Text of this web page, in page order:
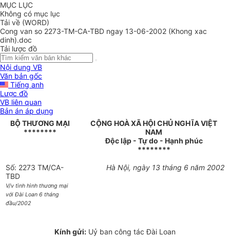
MỤC LỤC
Không có mục lục
Tải về (WORD)
Cong van so 2273-TM-CA-TBD ngay 13-06-2002 (Khong xac
dinh).doc
Tải lược đồ
Nội dung VB
Văn bản gốc
Tiếng anh
Lược đồ
VB liên quan
Bản án áp dụng
BỘ THƯƠNG MẠI
********
CỘNG HOÀ XÃ HỘI CHỦ NGHĨA VIỆT
NAM
Độc lập - Tự do - Hạnh phúc
********
Số: 2273 TM/CA-
TBD
V/v tình hình thương mại
với Đài Loan 6 tháng
đầu/2002
Hà Nội, ngày 13 tháng 6 năm 2002
Kính gửi: Uỷ ban công tác Đài Loan